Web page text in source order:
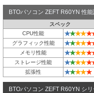
BTOパソコン ZEFT R60YN 性
スペック
CPU性能
★★★★★
グラフィック性能 ★★★★★
メモリ性能 ★★★★★
ストレージ性能 ★★★★★
拡張性 ★★★★★
BTOパソコン ZEFT R60YN シ